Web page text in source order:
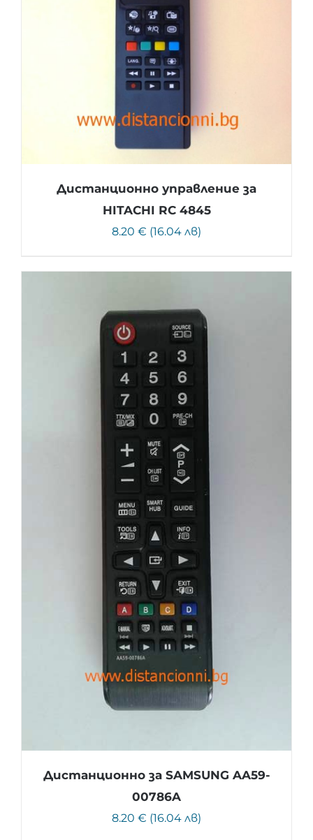
Дистанционно управление за
HITACHI RC 4845
8.20 € (16.04 лв)
Дистанционно за SAMSUNG AA59-
00786A
8.20 € (16.04 лв)